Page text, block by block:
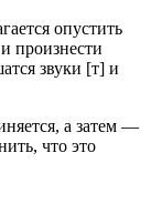
опустить
произнести
звуки [т] и
а затем —
что это